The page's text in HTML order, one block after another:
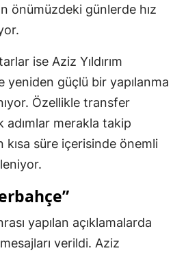
önümüzdeki günlerde hız
ise Aziz Yıldırım
güçlü bir yapılanma
Özellikle transfer
adımlar merakla takip
süre içerisinde önemli
yapılan açıklamalarda
verildi. Aziz